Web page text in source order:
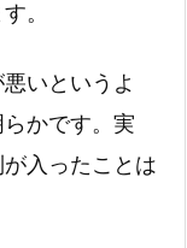
。
悪いというよ
かです。実
が入ったことは